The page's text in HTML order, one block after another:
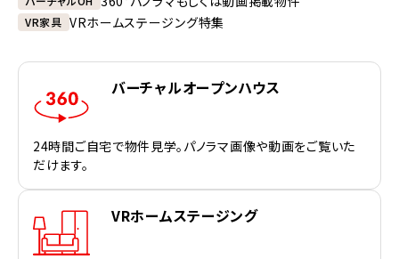
VR家具 VRホームステージング特集
バーチャルオープンハウス
24時間ご自宅で物件見学。パノラマ画像や動画をご覧いた
だけます。
VRホームステージング